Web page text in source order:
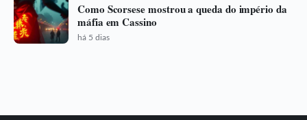
Como Scorsese mostrou a queda do império da
máfia em Cassino
há 5 dias